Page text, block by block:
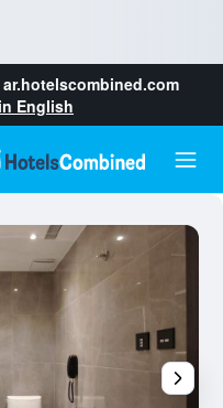
ar.hotelscombined.com
English